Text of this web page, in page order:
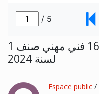
قائمة الناجحين للإنتداب 161 فني مهني صنف 1
لسنة 2024
Espace public /